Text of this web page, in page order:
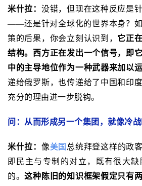
米什拉： 没错，但现在这种反应是
——还是针对全球化的世界本身？
策的后果，你会立刻认识到， 它正
结构。西方正在发出一个信号，即
中的主导地位作为一种武器来加以
递给俄罗斯，也传递给了中国和印
充分的理由进一步脱钩。
问：从而形成另一个集团，就像冷战
米什拉： 像美国 总统拜登这样的政
即民主与专制的对立，既有很大
的。这种陈旧的知识框架假定只有